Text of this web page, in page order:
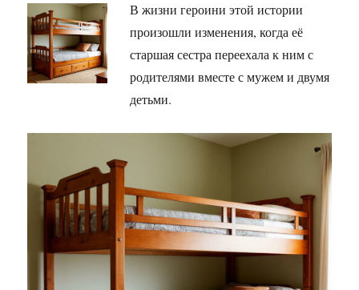
В жизни героини этой истории
произошли изменения, когда её
старшая сестра переехала к ним с
родителями вместе с мужем и двумя
детьми.